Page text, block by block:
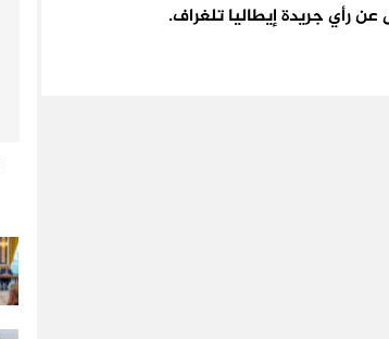
عن رأي جريدة إيطاليا تلغراف.